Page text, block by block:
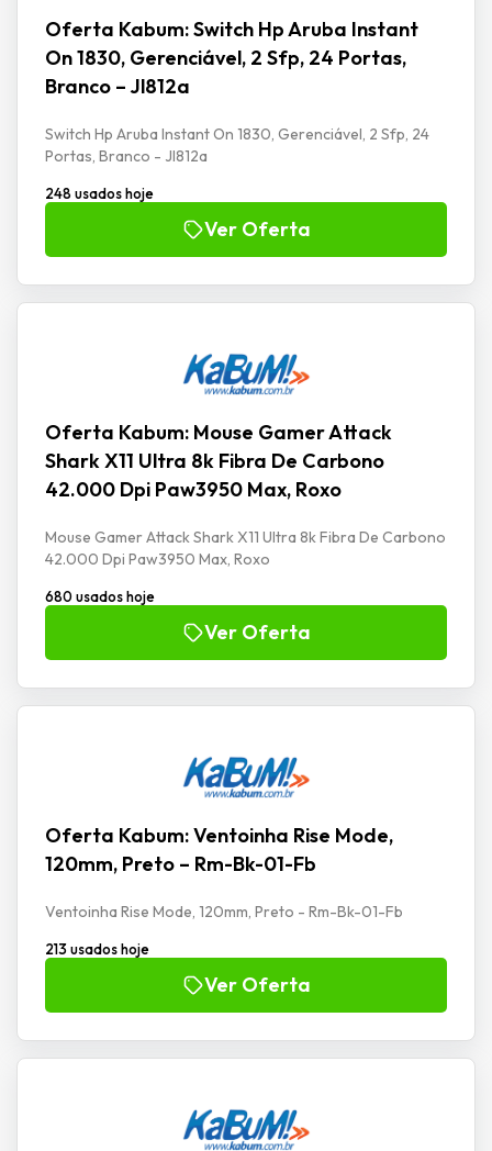
Oferta Kabum: Switch Hp Aruba Instant
On 1830, Gerenciável, 2 Sfp, 24 Portas,
Branco – Jl812a
Switch Hp Aruba Instant On 1830, Gerenciável, 2 Sfp, 24
Portas, Branco - Jl812a
248 usados hoje
Ver Oferta
Oferta Kabum: Mouse Gamer Attack
Shark X11 Ultra 8k Fibra De Carbono
42.000 Dpi Paw3950 Max, Roxo
Mouse Gamer Attack Shark X11 Ultra 8k Fibra De Carbono
42.000 Dpi Paw3950 Max, Roxo
680 usados hoje
Ver Oferta
Oferta Kabum: Ventoinha Rise Mode,
120mm, Preto – Rm-Bk-01-Fb
Ventoinha Rise Mode, 120mm, Preto - Rm-Bk-01-Fb
213 usados hoje
Ver Oferta